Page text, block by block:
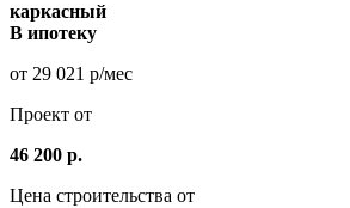
каркасный
В ипотеку
от 29 021 р/мес
Проект от
46 200 р.
Цена строительства от